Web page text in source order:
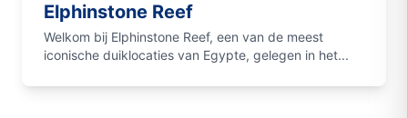
Elphinstone Reef
Welkom bij Elphinstone Reef, een van de meest
iconische duiklocaties van Egypte, gelegen in het...